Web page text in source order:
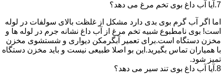
7.آیا آب داغ بوی تخم مرغ می دهد؟
اما اگر آب گرم بوی بدی دارد مشکل از غلظت بالای سولفات در لوله
است! بوی نامطبوع شبیه تخم مرغ از آب داغ نشانه جرم در لوله ها و
مخزن دستگاه است.برای تعمیر آبگرمکن دیواری و شستشوی مخزن
با همیاران تماس بگیرید.این بو اصلا طبیعی نیست و باید مخزن دستگاه
تمیز شود.
8.آیا آب داغ بوی تند سیر می دهد؟